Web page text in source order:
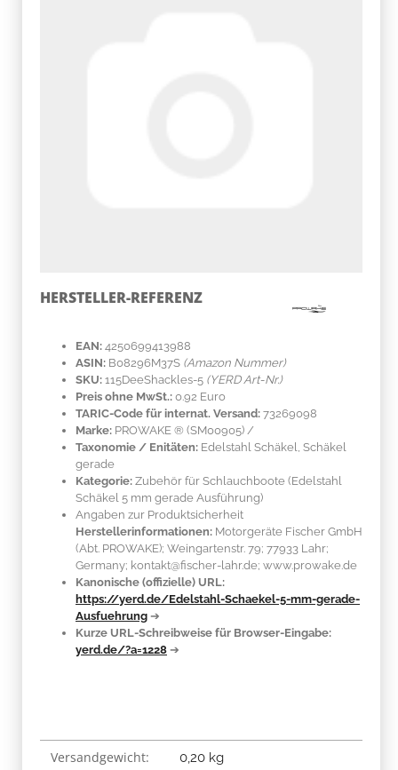
HERSTELLER-REFERENZ
EAN: 4250699413988
ASIN: B08296M37S (Amazon Nummer)
SKU: 115DeeShackles-5 (YERD Art-Nr.)
Preis ohne MwSt.: 0.92 Euro
TARIC-Code für internat. Versand: 73269098
Marke: PROWAKE ® (SM00905) /
Taxonomie / Enitäten: Edelstahl Schäkel, Schäkel
gerade
Kategorie: Zubehör für Schlauchboote (Edelstahl
Schäkel 5 mm gerade Ausführung)
Angaben zur Produktsicherheit
Herstellerinformationen: Motorgeräte Fischer GmbH
(Abt. PROWAKE); Weingartenstr. 79; 77933 Lahr;
Germany; kontakt@fischer-lahr.de; www.prowake.de
Kanonische (offizielle) URL:
https://yerd.de/Edelstahl-Schaekel-5-mm-gerade-
Ausfuehrung ➔
Kurze URL-Schreibweise für Browser-Eingabe:
yerd.de/?a=1228 ➔
Produkteigenschaft
Wert
Versandgewicht: 0,20 kg